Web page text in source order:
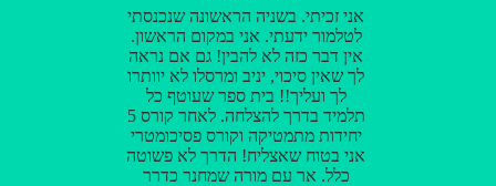
אני זכיתי. בשניה הראשונה שנכנסתי
לטלמור ידעתי. אני במקום הראשון.
אין דבר כזה לא להבין! גם אם נראה
לך שאין סיכוי, יניב ומרסלו לא יוותרו
לך ועליך!! בית ספר שעוטף כל
תלמיד בדרך להצלחה. לאחר קורס 5
יחידות מתמטיקה וקורס פסיכומטרי
אני בטוח שאצליח! הדרך לא פשוטה
כלל, אך עם מורה שמחנך כדרך